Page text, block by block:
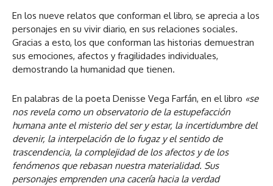
En los nueve relatos que conforman el libro, se aprecia a los
personajes en su vivir diario, en sus relaciones sociales.
Gracias a esto, los que conforman las historias demuestran
sus emociones, afectos y fragilidades individuales,
demostrando la humanidad que tienen.
En palabras de la poeta Denisse Vega Farfán, en el libro «se
nos revela como un observatorio de la estupefacción
humana ante el misterio del ser y estar, la incertidumbre del
devenir, la interpelación de lo fugaz y el sentido de
trascendencia, la complejidad de los afectos y de los
fenómenos que rebasan nuestra materialidad. Sus
personajes emprenden una cacería hacia la verdad